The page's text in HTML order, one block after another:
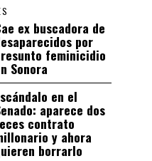
ex buscadora de
por
feminicidio
Sonora
en el
aparece dos
contrato
y ahora
borrarlo